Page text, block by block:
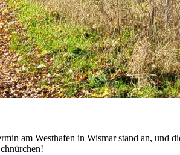
am Westhafen in Wismar stand an, und